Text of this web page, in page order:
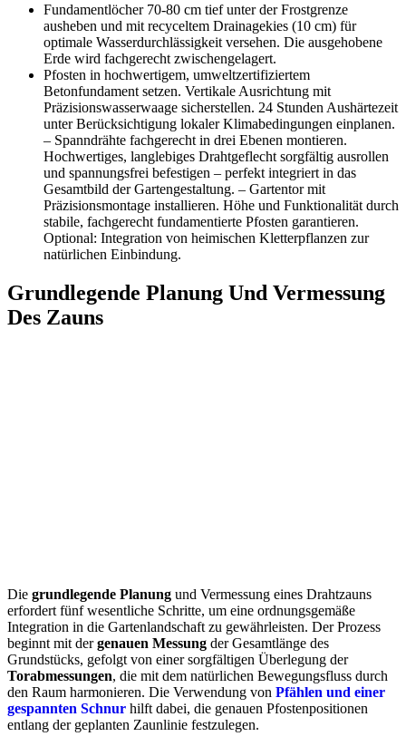
Fundamentlöcher 70-80 cm tief unter der Frostgrenze
ausheben und mit recyceltem Drainagekies (10 cm) für
optimale Wasserdurchlässigkeit versehen. Die ausgehobene
Erde wird fachgerecht zwischengelagert.
Pfosten in hochwertigem, umweltzertifiziertem
Betonfundament setzen. Vertikale Ausrichtung mit
Präzisionswasserwaage sicherstellen. 24 Stunden Aushärtezeit
unter Berücksichtigung lokaler Klimabedingungen einplanen.
– Spanndrähte fachgerecht in drei Ebenen montieren.
Hochwertiges, langlebiges Drahtgeflecht sorgfältig ausrollen
und spannungsfrei befestigen – perfekt integriert in das
Gesamtbild der Gartengestaltung. – Gartentor mit
Präzisionsmontage installieren. Höhe und Funktionalität durch
stabile, fachgerecht fundamentierte Pfosten garantieren.
Optional: Integration von heimischen Kletterpflanzen zur
natürlichen Einbindung.
Grundlegende Planung Und Vermessung
Des Zauns
Die grundlegende Planung und Vermessung eines Drahtzauns
erfordert fünf wesentliche Schritte, um eine ordnungsgemäße
Integration in die Gartenlandschaft zu gewährleisten. Der Prozess
beginnt mit dergenauen Messung der Gesamtlänge des
Grundstücks, gefolgt von einer sorgfältigen Überlegung der
Torabmessungen, die mit dem natürlichen Bewegungsfluss durch
den Raum harmonieren. Die Verwendung von Pfählen und einer
gespannten Schnur hilft dabei, die genauen Pfostenpositionen
entlang der geplanten Zaunlinie festzulegen.